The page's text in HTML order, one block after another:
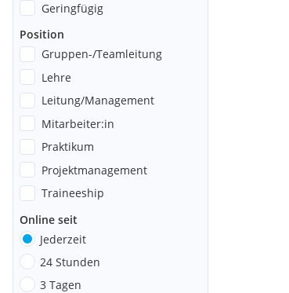
Geringfügig
Position
Gruppen-/Teamleitung
Lehre
Leitung/Management
Mitarbeiter:in
Praktikum
Projektmanagement
Traineeship
Online seit
Jederzeit
24 Stunden
3 Tagen